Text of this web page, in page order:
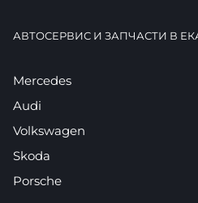
АВТОСЕРВИС И ЗАПЧАСТИ В
Mercedes
Audi
Volkswagen
Skoda
Porsche